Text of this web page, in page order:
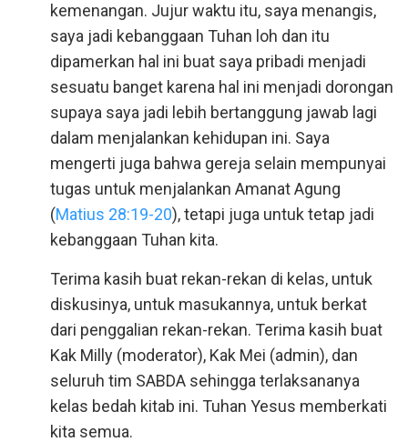
kemenangan. Jujur waktu itu, saya menangis,
saya jadi kebanggaan Tuhan loh dan itu
dipamerkan hal ini buat saya pribadi menjadi
sesuatu banget karena hal ini menjadi dorongan
supaya saya jadi lebih bertanggung jawab lagi
dalam menjalankan kehidupan ini. Saya
mengerti juga bahwa gereja selain mempunyai
tugas untuk menjalankan Amanat Agung
(Matius 28:19-20), tetapi juga untuk tetap jadi
kebanggaan Tuhan kita.
Terima kasih buat rekan-rekan di kelas, untuk
diskusinya, untuk masukannya, untuk berkat
dari penggalian rekan-rekan. Terima kasih buat
Kak Milly (moderator), Kak Mei (admin), dan
seluruh tim SABDA sehingga terlaksananya
kelas bedah kitab ini. Tuhan Yesus memberkati
kita semua.